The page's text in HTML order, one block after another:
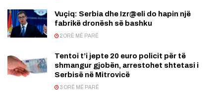
Vuçiq: Serbia dhe Izr@eli do hapin një
fabrikë dronësh së bashku
2 ORË MË PARË
Tentoi t’i jepte 20 euro policit për të
shmangur gjobën, arrestohet shtetasi i
Serbisë në Mitrovicë
3 ORË MË PARË